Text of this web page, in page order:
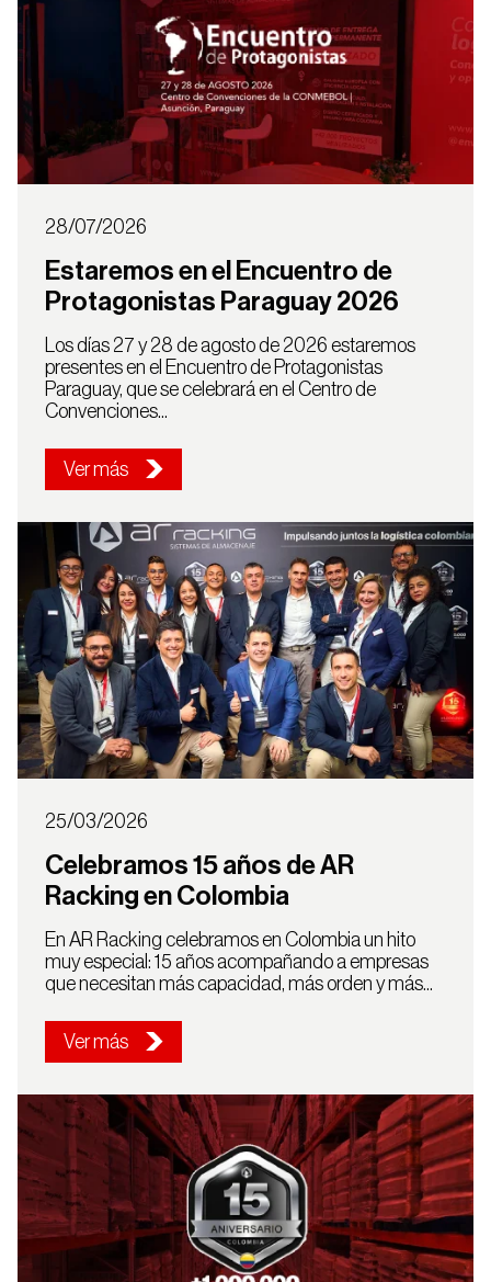
Selecciona tu país
País
Colombia
Continuar
28/07/2026
Estaremos en el Encuentro de
Protagonistas Paraguay 2026
Los días 27 y 28 de agosto de 2026 estaremos
presentes en el Encuentro de Protagonistas
Paraguay, que se celebrará en el Centro de
Convenciones...
Ver más
25/03/2026
Celebramos 15 años de AR
Racking en Colombia
En AR Racking celebramos en Colombia un hito
muy especial: 15 años acompañando a empresas
que necesitan más capacidad, más orden y más...
Ver más